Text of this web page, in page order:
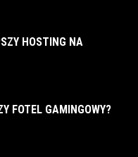
HOSTING NA
FOTEL GAMINGOWY?